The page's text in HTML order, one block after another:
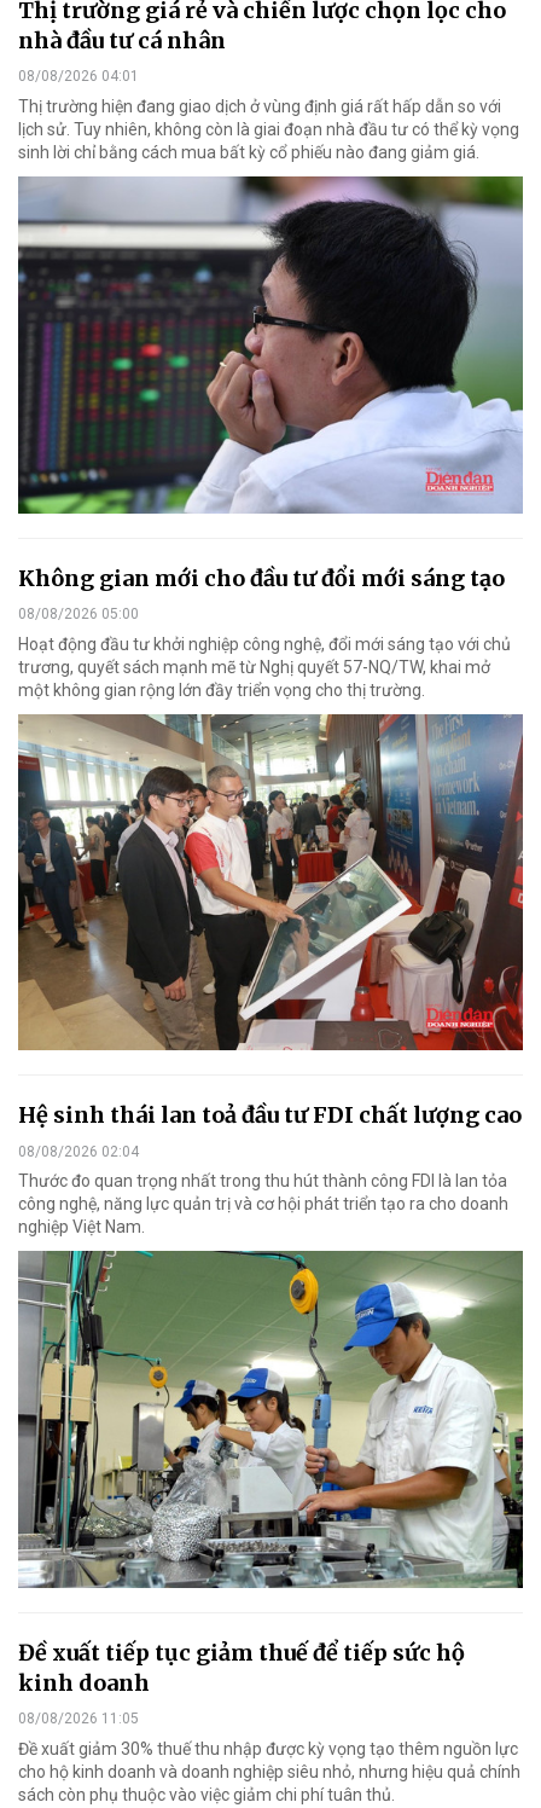
Thị trường giá rẻ và chiến lược chọn lọc cho
nhà đầu tư cá nhân
08/08/2026 04:01
Thị trường hiện đang giao dịch ở vùng định giá rất hấp dẫn so với
lịch sử. Tuy nhiên, không còn là giai đoạn nhà đầu tư có thể kỳ vọng
sinh lời chỉ bằng cách mua bất kỳ cổ phiếu nào đang giảm giá.
Không gian mới cho đầu tư đổi mới sáng tạo
08/08/2026 05:00
Hoạt động đầu tư khởi nghiệp công nghệ, đổi mới sáng tạo với chủ
trương, quyết sách mạnh mẽ từ Nghị quyết 57-NQ/TW, khai mở
một không gian rộng lớn đầy triển vọng cho thị trường.
Hệ sinh thái lan toả đầu tư FDI chất lượng cao
08/08/2026 02:04
Thước đo quan trọng nhất trong thu hút thành công FDI là lan tỏa
công nghệ, năng lực quản trị và cơ hội phát triển tạo ra cho doanh
nghiệp Việt Nam.
Đề xuất tiếp tục giảm thuế để tiếp sức hộ
kinh doanh
08/08/2026 11:05
Đề xuất giảm 30% thuế thu nhập được kỳ vọng tạo thêm nguồn lực
cho hộ kinh doanh và doanh nghiệp siêu nhỏ, nhưng hiệu quả chính
sách còn phụ thuộc vào việc giảm chi phí tuân thủ.